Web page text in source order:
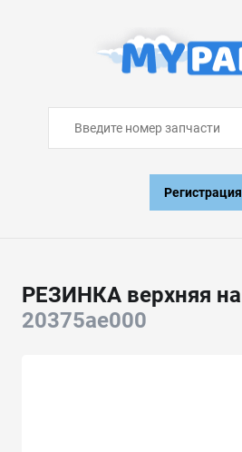
Регистрация
РЕЗИНКА верхняя на
20375ae000